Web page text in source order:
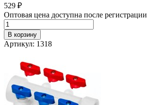
529 ₽
Оптовая цена доступна после регистрации
В корзину
Артикул: 1318